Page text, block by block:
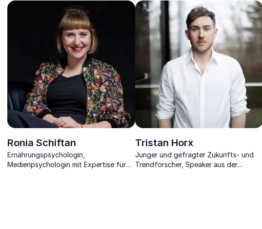
und Erfolgsautor
Ronia Schiftan
Ernährungspsychologin,
Medienpsychologin mit Expertise für
Tristan Horx
Junger und gefragter Zukunfts- und
Trendforscher, Speaker aus der